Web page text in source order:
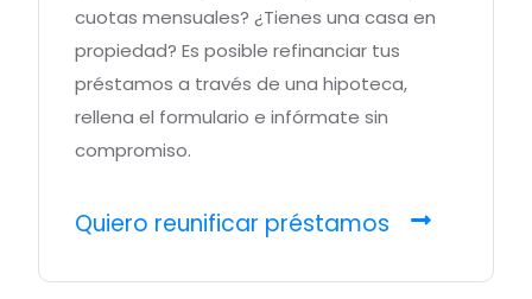
cuotas mensuales? ¿Tienes una casa en
propiedad? Es posible refinanciar tus
préstamos a través de una hipoteca,
rellena el formulario e infórmate sin
compromiso.
Quiero reunificar préstamos